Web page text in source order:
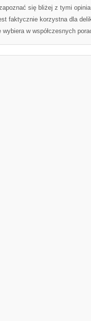
się bliżej z tymi
faktycznie korzystna dla
w współczesnych